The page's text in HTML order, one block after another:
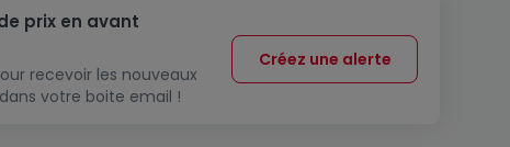
prix en avant
recevoir les nouveaux
votre boite email !
Créez une alerte